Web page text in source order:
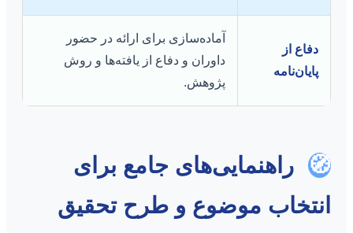
دفاع از
پایان‌نامه
آماده‌سازی برای ارائه در حضور
داوران و دفاع از یافته‌ها و روش
پژوهش.
🧭 راهنمایی‌های جامع برای
انتخاب موضوع و طرح تحقیق